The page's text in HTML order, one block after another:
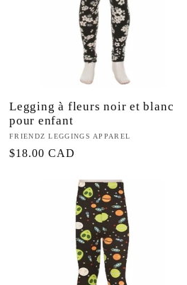
Legging à fleurs noir et blanc
pour enfant
Fournisseur :
FRIENDZ LEGGINGS APPAREL
Prix
$18.00 CAD